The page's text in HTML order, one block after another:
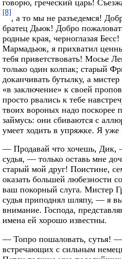
говорю, греческий царь!
[8]
, а то мы не разъедемся!
братец Дьюк! Добро
родные края, черноглазая
Мармадьюк, я прихватил
тебя приветствовать! Мосье
только один колпак; старый
доканчивать бутылку, а
«в заключение» к своей
просто рвались к тебе
твоих вороных надо поскорее
займусь: они сбиваются с
умеет ходить в упряжке. Я
— Продавай что хочешь, Дик,
судья, — только оставь мне
старый мой друг! Поистине,
оказать большей любезности
ваш покорный слуга. Мистер
судья приподнял шляпу, — я
внимание. Господа,
имена ей хорошо известны.
— Топро пошаловать, сутья! —
встречающих с сильным